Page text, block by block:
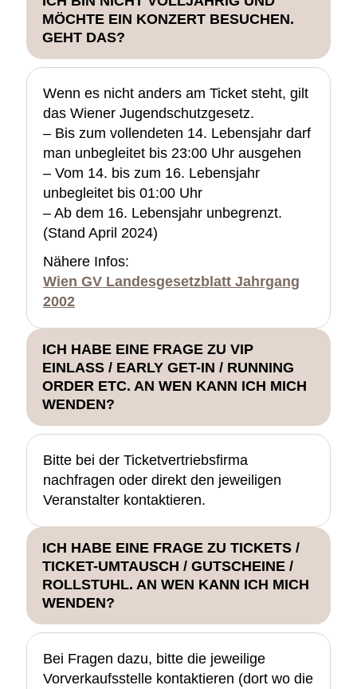
MÖCHTE EIN KONZERT BESUCHEN.
GEHT DAS?
Wenn es nicht anders am Ticket steht, gilt
das Wiener Jugendschutzgesetz.
– Bis zum vollendeten 14. Lebensjahr darf
man unbegleitet bis 23:00 Uhr ausgehen
– Vom 14. bis zum 16. Lebensjahr
unbegleitet bis 01:00 Uhr
– Ab dem 16. Lebensjahr unbegrenzt.
(Stand April 2024)
Nähere Infos:
Wien GV Landesgesetzblatt Jahrgang
2002
ICH HABE EINE FRAGE ZU VIP
EINLASS / EARLY GET-IN / RUNNING
ORDER ETC. AN WEN KANN ICH MICH
WENDEN?
Bitte bei der Ticketvertriebsfirma
nachfragen oder direkt den jeweiligen
Veranstalter kontaktieren.
ICH HABE EINE FRAGE ZU TICKETS /
TICKET-UMTAUSCH / GUTSCHEINE /
ROLLSTUHL. AN WEN KANN ICH MICH
WENDEN?
Bei Fragen dazu, bitte die jeweilige
Vorverkaufsstelle kontaktieren (dort wo die